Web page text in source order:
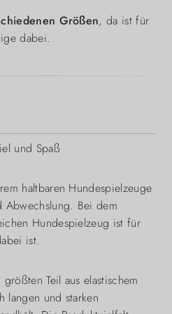
Größen, da ist für
dabei.
und Spaß
haltbaren Hundespielzeuge
Bei dem
Hundespielzeug ist für
ist.
Teil aus elastischem
langen und starken